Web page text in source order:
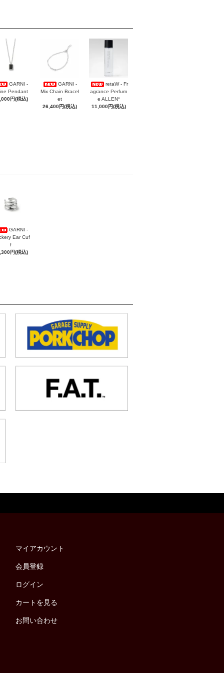
GARNI -
Pendant
円(税込)
GARNI -
Mix Chain Bracel
et
26,400円(税込)
retaW - Fr
agrance Perfum
e ALLEN*
11,000円(税込)
GARNI -
Ear Cuf
f
円(税込)
マイアカウント
会員登録
ログイン
カートを見る
お問い合わせ